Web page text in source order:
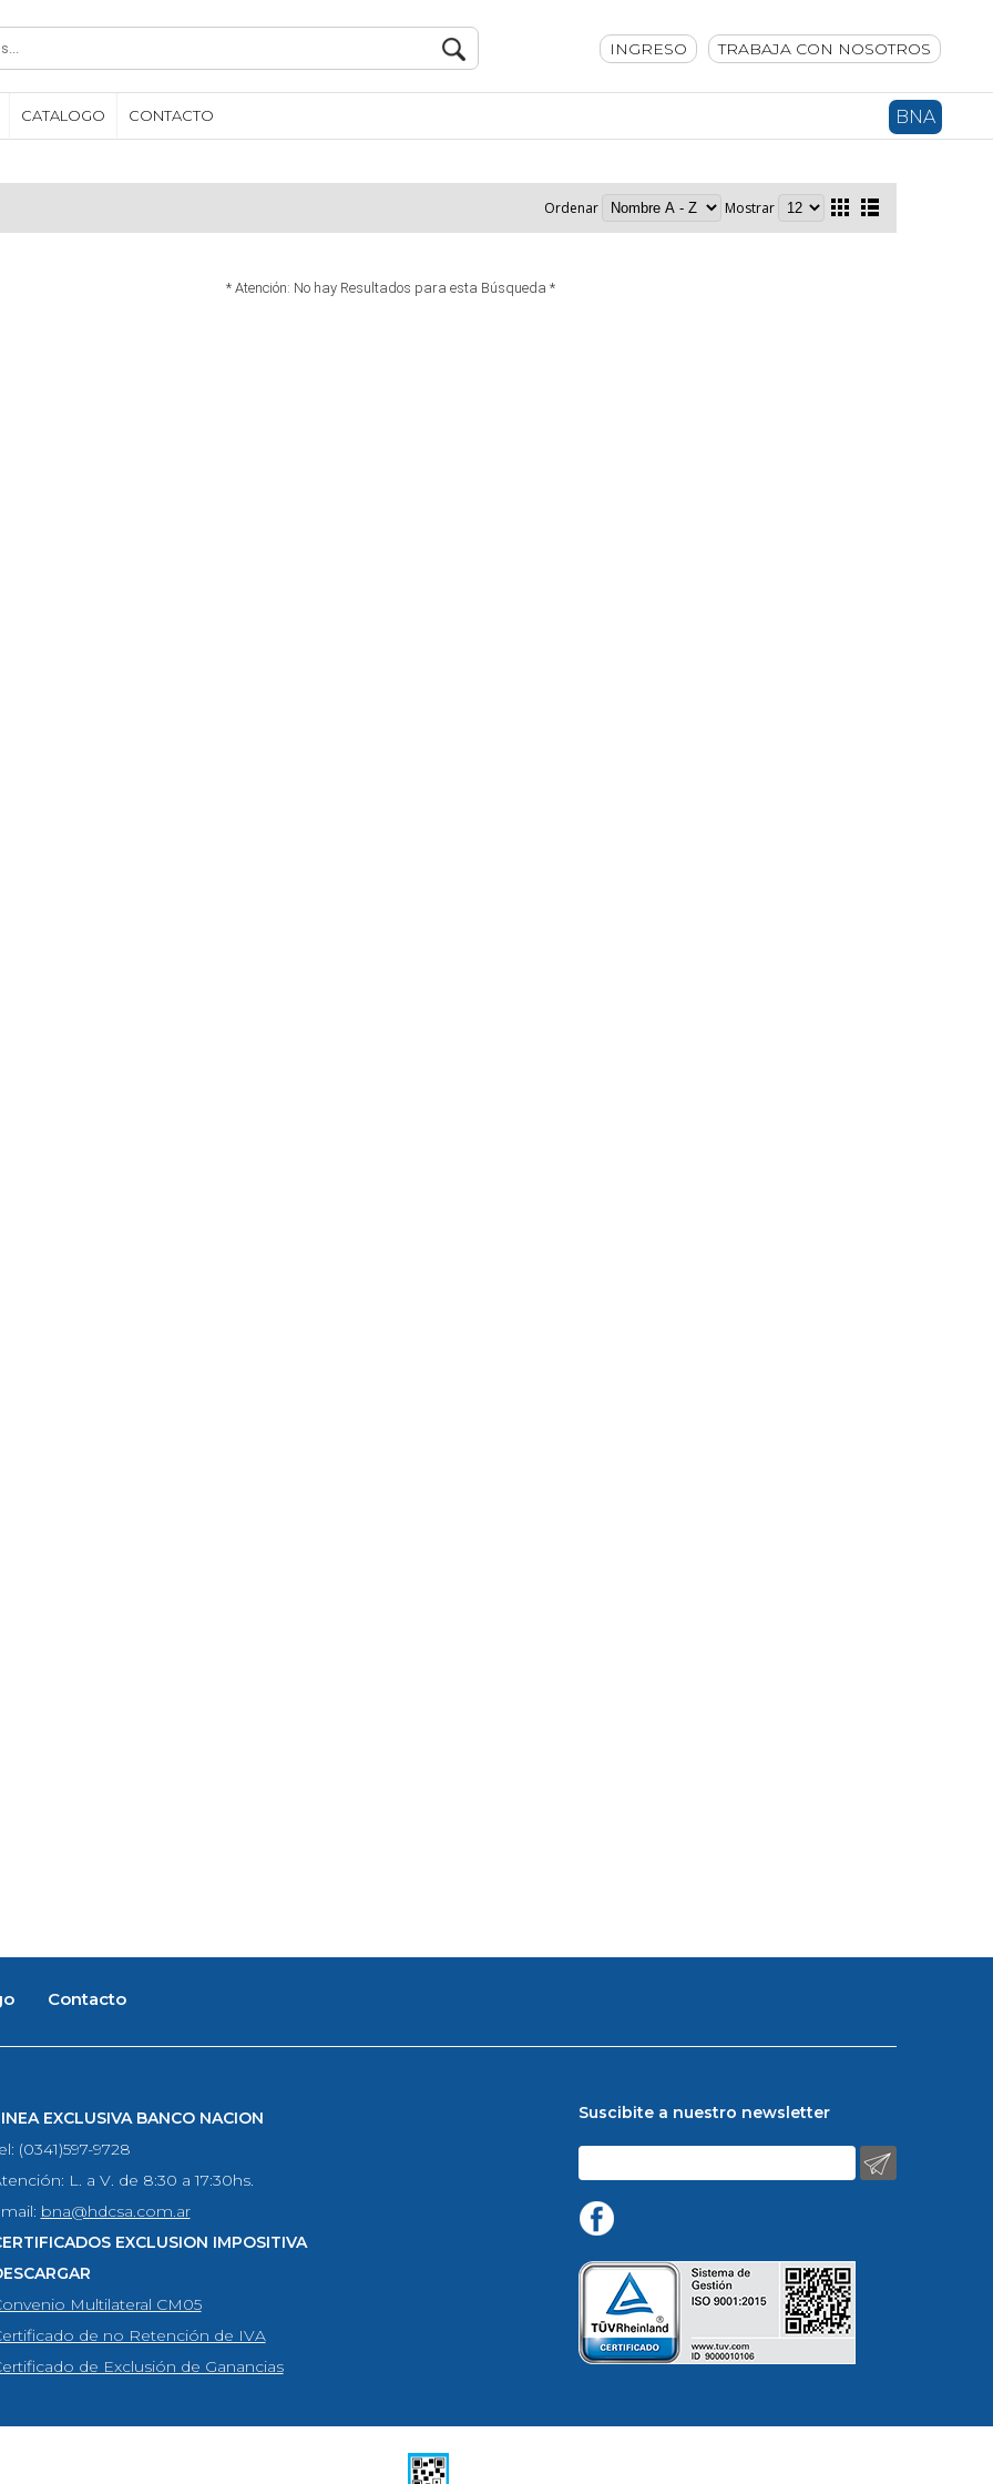
INGRESO TRABAJA CON NOSOTROS
CATALOGO CONTACTO BNA
Ordenar Mostrar
* Atención: No hay Resultados para esta Búsqueda *
Contacto
EXCLUSIVA BANCO NACION
(0341)597-9728
L. a V. de 8:30 a 17:30hs.
bna@hdcsa.com.ar
EXCLUSION IMPOSITIVA
Multilateral CM05
de no Retención de IVA
de Exclusión de Ganancias
Suscibite a nuestro newsletter